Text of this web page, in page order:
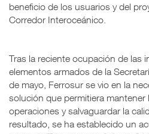
beneficio de los usuarios y del
Corredor Interoceánico.
Tras la reciente ocupación de las
elementos armados de la
de mayo, Ferrosur se vio en la
solución que permitiera mantener
operaciones y salvaguardar la
resultado, se ha establecido un